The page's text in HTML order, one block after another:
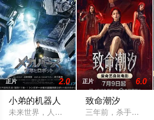
正片 2.0
小弟的机器人
未来世界，人类殖民星际后因水资源爆发
正片 6.0
致命潮汐
三年前，杀手潮汐